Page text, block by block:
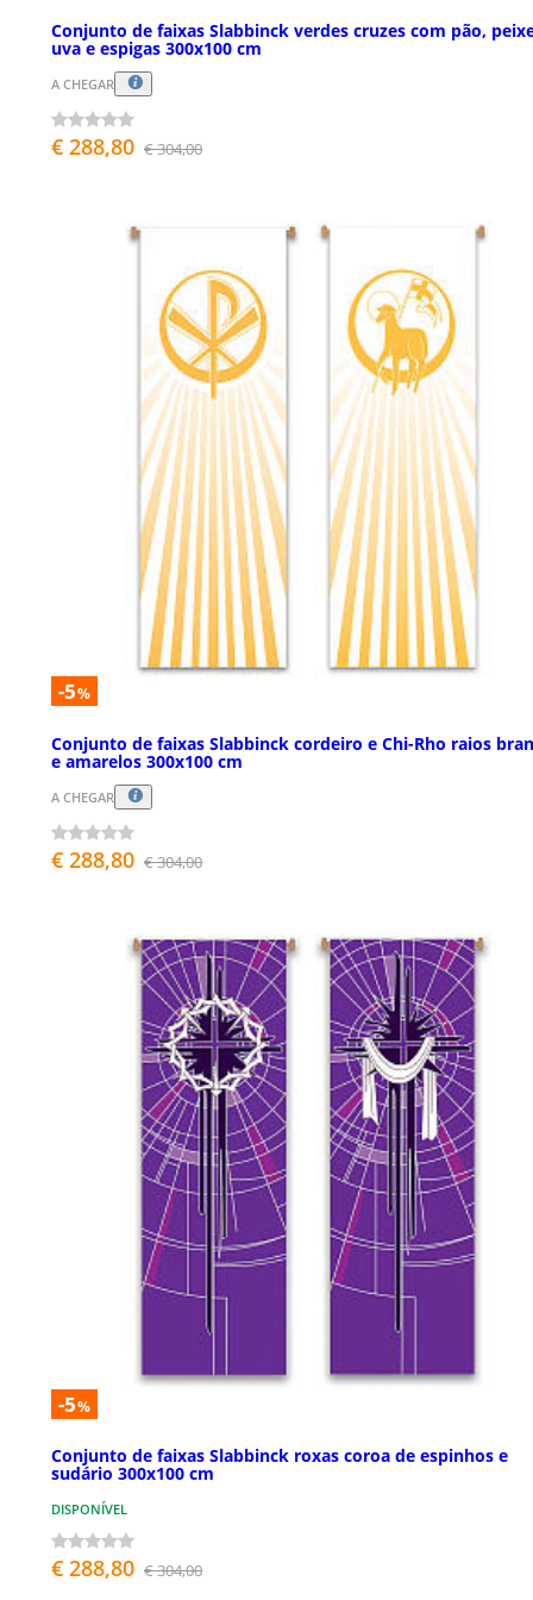
Conjunto de faixas Slabbinck verdes cruzes com pão,
uva e espigas 300x100 cm
A CHEGAR
€ 288,80 € 304,00
-5%
Conjunto de faixas Slabbinck cordeiro e Chi-Rho raios
e amarelos 300x100 cm
A CHEGAR
€ 288,80 € 304,00
-5%
Conjunto de faixas Slabbinck roxas coroa de espinhos e
sudário 300x100 cm
DISPONÍVEL
€ 288,80 € 304,00